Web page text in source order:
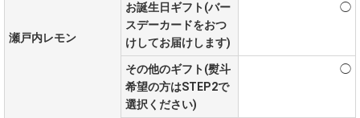
瀬戸内レモン
お誕生日ギフト(バー
スデーカードをおつ
けしてお届けします)
◯
その他のギフト(熨斗
希望の方はSTEP2で
選択ください)
◯